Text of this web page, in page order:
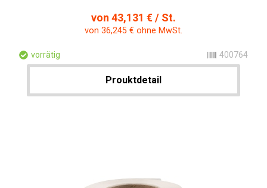
von 43,131 € / St.
von 36,245 € ohne MwSt.
vorrätig 400764
Prouktdetail